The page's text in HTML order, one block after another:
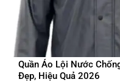
Quần Áo Lội Nước
Đẹp, Hiệu Quả 2026